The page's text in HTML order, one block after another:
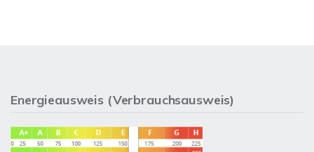
Energieausweis (Verbrauchsausweis)